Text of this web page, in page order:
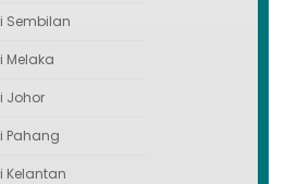
Sembilan
Melaka
Johor
Pahang
Kelantan